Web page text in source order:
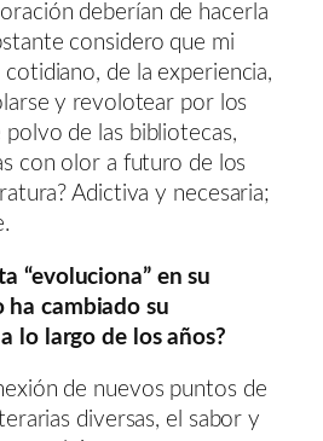
deberían de hacerla
considero que mi
de la experiencia,
y revolotear por los
de las bibliotecas,
con olor a futuro de los
Adictiva y necesaria;
“evoluciona” en su
ha cambiado su
lo largo de los años?
de nuevos puntos de
diversas, el sabor y